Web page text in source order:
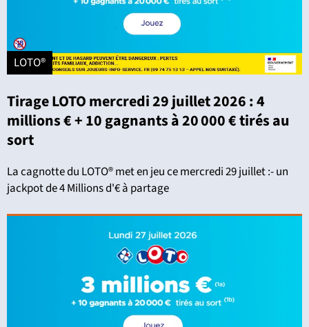
LOTO®
Tirage LOTO mercredi 29 juillet 2026 : 4
millions € + 10 gagnants à 20 000 € tirés au
sort
La cagnotte du LOTO® met en jeu ce mercredi 29 juillet :- un
jackpot de 4 Millions d'€ à partage